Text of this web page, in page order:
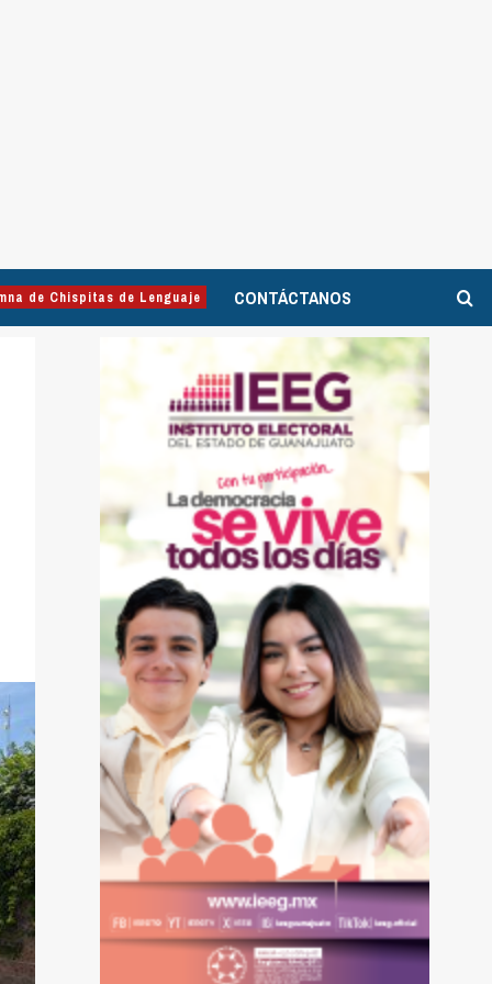
de Chispitas de Lenguaje CONTÁCTANOS